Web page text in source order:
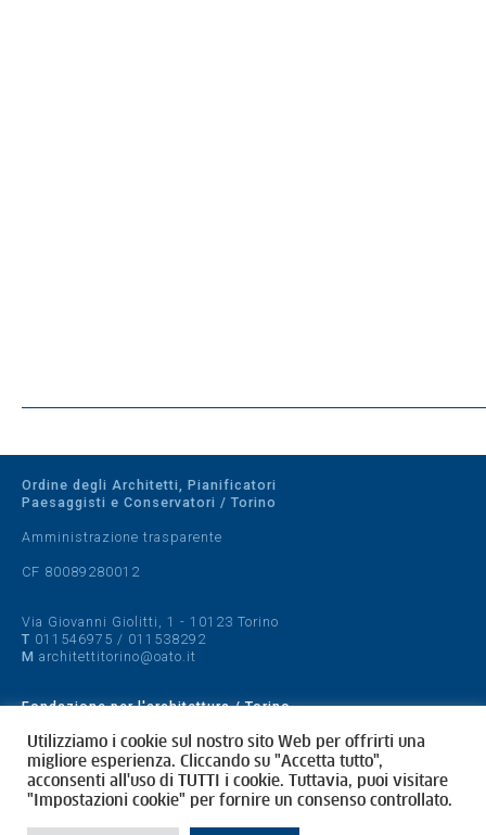
Ordine degli Architetti, Pianificatori
Paesaggisti e Conservatori / Torino
Amministrazione trasparente
CF 80089280012
Via Giovanni Giolitti, 1 - 10123 Torino
T 011546975 / 011538292
M architettitorino@oato.it
Fondazione per l'architettura / Torino
Designed by quattrolinee.it
Cookie Policy
Privacy Policy
Utilizziamo i cookie sul nostro sito Web per offrirti una
migliore esperienza. Cliccando su "Accetta tutto",
acconsenti all'uso di TUTTI i cookie. Tuttavia, puoi visitare
"Impostazioni cookie" per fornire un consenso controllato.